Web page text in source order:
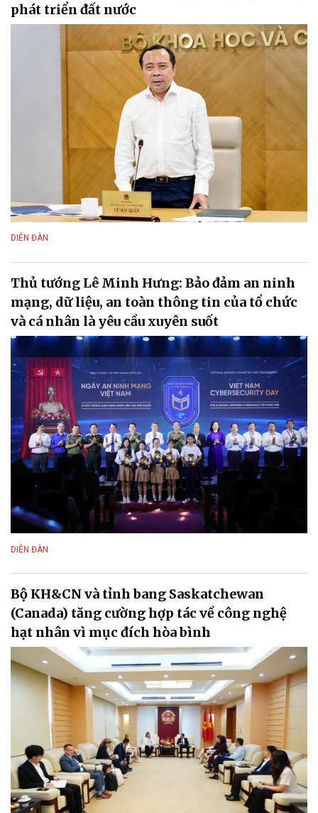
phát triển đất nước
DIỄN ĐÀN
Thủ tướng Lê Minh Hưng: Bảo đảm an ninh
mạng, dữ liệu, an toàn thông tin của tổ chức
và cá nhân là yêu cầu xuyên suốt
DIỄN ĐÀN
Bộ KH&CN và tỉnh bang Saskatchewan
(Canada) tăng cường hợp tác về công nghệ
hạt nhân vì mục đích hòa bình